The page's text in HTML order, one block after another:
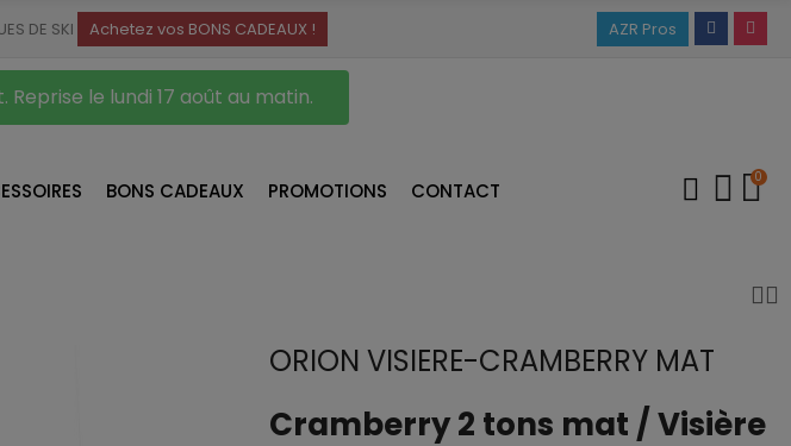
DE SKI Achetez vos BONS CADEAUX ! AZR Pros
le lundi 17 août au matin.
BONS CADEAUX PROMOTIONS CONTACT
0
ORION VISIERE-CRAMBERRY MAT
Cramberry 2 tons mat / Visière